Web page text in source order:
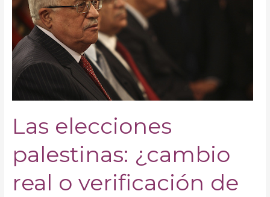
Las elecciones
palestinas: ¿cambio
real o verificación de
real
o
verificación
de
la
realidad?